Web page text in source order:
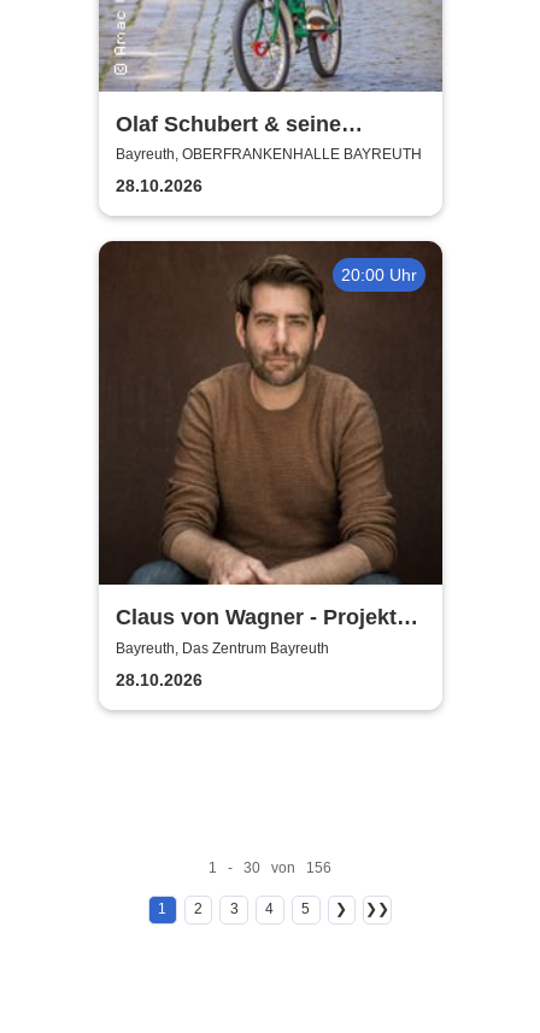
Olaf Schubert & seine
Freunde - Jetzt oder now!
Bayreuth, OBERFRANKENHALLE BAYREUTH
28.10.2026
20:00 Uhr
Claus von Wagner - Projekt
Equilibrium
Bayreuth, Das Zentrum Bayreuth
28.10.2026
1 - 30 von 156
1 2 3 4 5 ❯ ❯❯